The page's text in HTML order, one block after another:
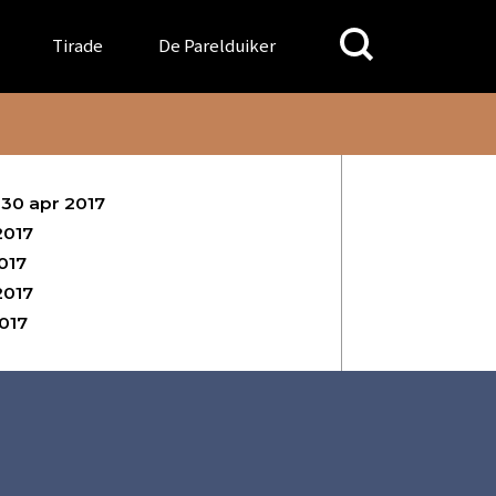
Tirade De Parelduiker
Search
for:
30 apr 2017